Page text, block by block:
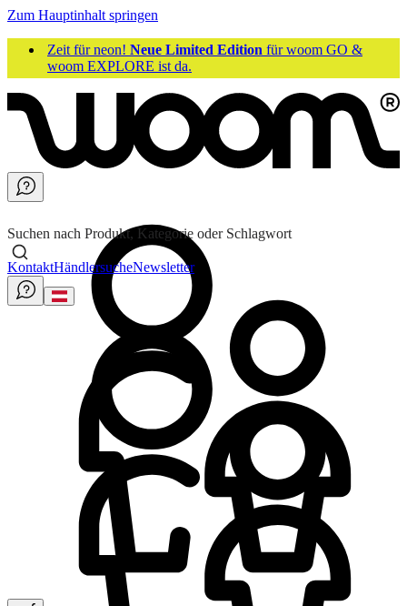
Zum Hauptinhalt springen
Zeit für neon! Neue Limited Edition für woom GO &
woom EXPLORE ist da.
Suchen nach Produkt, Kategorie oder Schlagwort
KontaktHändlersucheNewsletter